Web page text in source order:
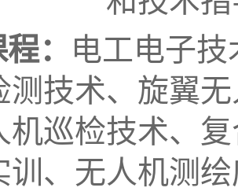
程：
电工电子
测技术、旋翼
机巡检技术、
训、无人机测